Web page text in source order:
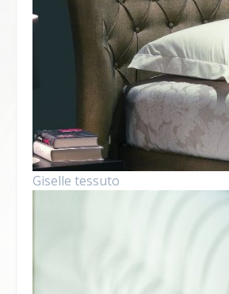
Giselle tessuto